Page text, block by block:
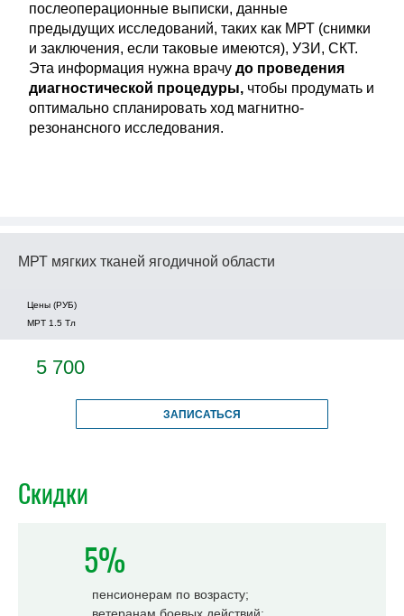
послеоперационные выписки, данные
предыдущих исследований, таких как МРТ (снимки
и заключения, если таковые имеются), УЗИ, СКТ.
Эта информация нужна врачудо проведения
диагностической процедуры, чтобы продумать и
оптимально спланировать ход магнитно-
резонансного исследования.
МРТ мягких тканей ягодичной области
Цены (РУБ)
МРТ 1.5 Tл
5 700
ЗАПИСАТЬСЯ
Скидки
5%
пенсионерам по возрасту;